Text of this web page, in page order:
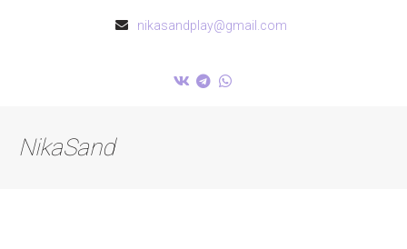
nikasandplay@gmail.com
NikaSand